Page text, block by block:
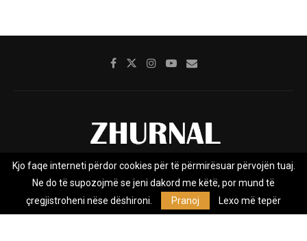
Rreth nesh Impresumi Marketing
Privacy Policy
Zhurnal.mk është Agjenci e Lajmeve e pavarur, e themeluar në vitin
Kjo faqe interneti përdor cookies për të përmirësuar përvojën tuaj.
Ne do të supozojmë se jeni dakord me këtë, por mund të
çregjistroheni nëse dëshironi.
Pranoj Lexo më tepër